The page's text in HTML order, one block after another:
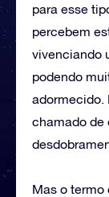
para esse
percebem
vivenciando
podendo
adormecido.
chamado de
Mas o termo